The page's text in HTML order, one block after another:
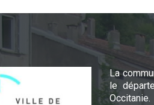
La
le
Occitanie.